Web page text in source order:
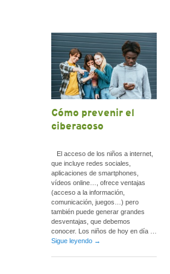
Cómo prevenir el
ciberacoso
El acceso de los niños a internet,
que incluye redes sociales,
aplicaciones de smartphones,
vídeos online…, ofrece ventajas
(acceso a la información,
comunicación, juegos…) pero
también puede generar grandes
desventajas, que debemos
conocer. Los niños de hoy en día …
Sigue leyendo →